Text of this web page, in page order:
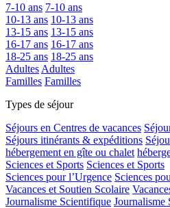
7-10 ans 7-10 ans
10-13 ans 10-13 ans
13-15 ans 13-15 ans
16-17 ans 16-17 ans
18-25 ans 18-25 ans
Adultes Adultes
Familles Familles
Types de séjour
Séjours en Centres de vacances
Séjours itinérants & expéditions
hébergement en gîte ou chalet
Sciences et Sports Sciences et Sports
Sciences pour l’Urgence Sciences
Vacances et Soutien Scolaire
Journalisme Scientifique Journalisme